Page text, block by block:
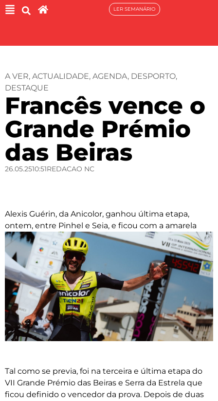
LER SEMANÁRIO
A VER, ACTUALIDADE, AGENDA, DESPORTO,
DESTAQUE
Francês vence o
Grande Prémio
das Beiras
26.05.2510:51REDACAO NC
Alexis Guérin, da Anicolor, ganhou última etapa,
ontem, entre Pinhel e Seia, e ficou com a amarela
Tal como se previa, foi na terceira e última etapa do
VII Grande Prémio das Beiras e Serra da Estrela que
ficou definido o vencedor da prova. Depois de duas